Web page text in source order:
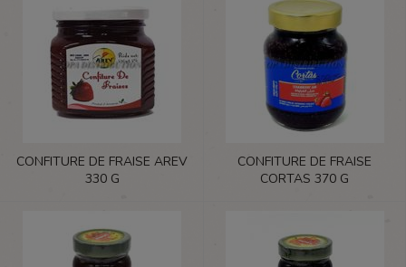
CONFITURE DE FRAISE AREV
330 G
CONFITURE DE FRAISE
CORTAS 370 G